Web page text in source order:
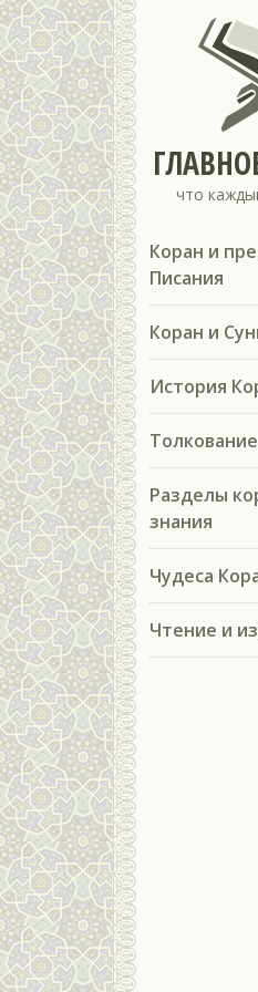
что
Коран и
Писания
Коран и
История
Разделы
знания
Чудеса
Чтение и